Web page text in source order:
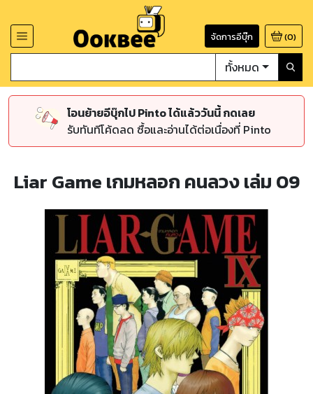
จัดการอีบุ๊ก (0)
ทั้งหมด
โอนย้ายอีบุ๊กไป Pinto ได้แล้ววันนี้ กดเลย
รับทันทีโค้ดลด ซื้อและอ่านได้ต่อเนื่องที่ Pinto
Liar Game เกมหลอก คนลวง เล่ม 09